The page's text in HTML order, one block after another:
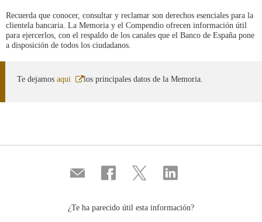
Recuerda que conocer, consultar y reclamar son derechos esenciales para la
clientela bancaria. La Memoria y el Compendio ofrecen información útil
para ejercerlos, con el respaldo de los canales que el Banco de España pone
a disposición de todos los ciudadanos.
Te dejamos aqui
Abre
los principales datos de la Memoria.
Compartir
por
Compartir
en
Compartir
en
Compartir
en
¿Te ha parecido útil esta información?